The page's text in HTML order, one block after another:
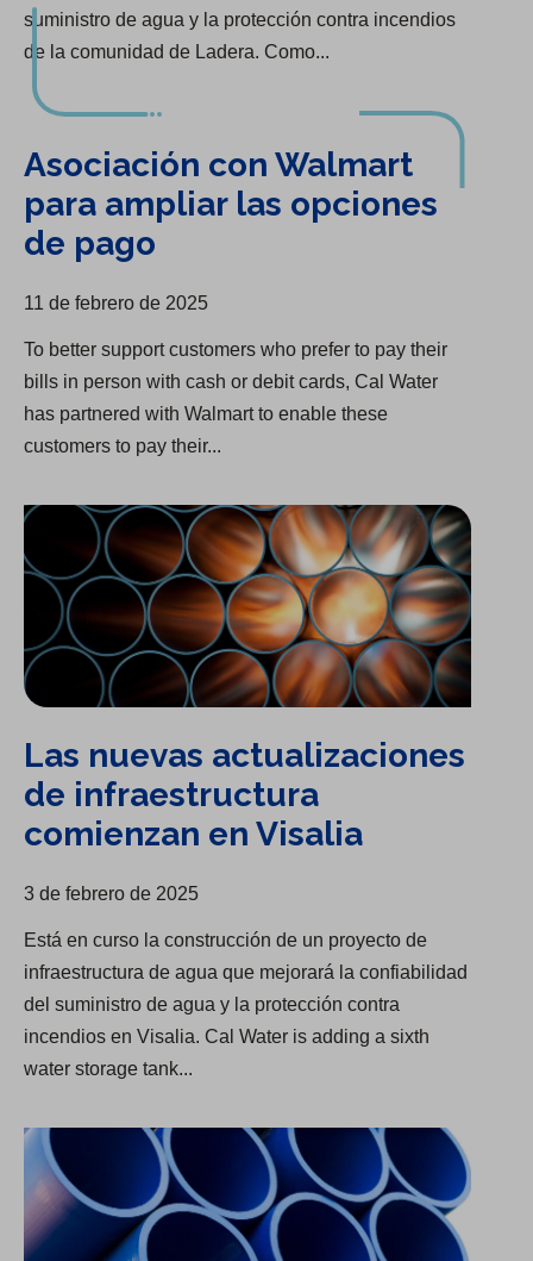
suministro de agua y la protección contra incendios
de la comunidad de Ladera. Como...
Asociación con Walmart
para ampliar las opciones
de pago
11 de febrero de 2025
To better support customers who prefer to pay their
bills in person with cash or debit cards, Cal Water
has partnered with Walmart to enable these
customers to pay their...
Las nuevas actualizaciones de infraestructura comienzan en Visalia
Las nuevas actualizaciones
de infraestructura
comienzan en Visalia
3 de febrero de 2025
Está en curso la construcción de un proyecto de
infraestructura de agua que mejorará la confiabilidad
del suministro de agua y la protección contra
incendios en Visalia. Cal Water is adding a sixth
water storage tank...
La renovación de la infraestructura del río Kern está a punto de completarse